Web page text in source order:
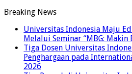
Breaking News
Universitas Indonesia Maju
Melalui Seminar “MBG: Makin
Tiga Dosen Universitas
Penghargaan pada
2026